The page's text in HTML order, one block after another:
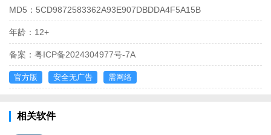
MD5： 5CD9872583362A93E907DBDDA4F5A15B
年龄： 12+
备案： 粤ICP备2024304977号-7A
官方版 安全无广告 需网络
相关软件